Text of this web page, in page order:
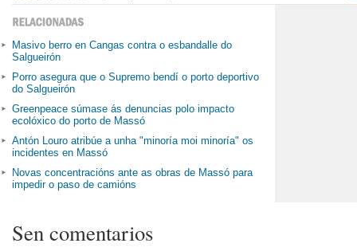
Masivo berro en Cangas contra o esbandalle do
Salgueirón
Porro asegura que o Supremo bendí o porto deportivo
do Salgueirón
Greenpeace súmase ás denuncias polo impacto
ecolóxico do porto de Massó
Antón Louro atribúe a unha "minoría moi minoría" os
incidentes en Massó
Novas concentracións ante as obras de Massó para
impedir o paso de camións
Sen comentarios